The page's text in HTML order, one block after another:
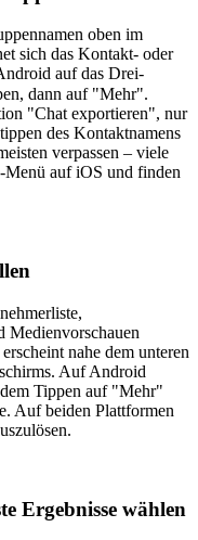
oben im
sich das Kontakt- oder
auf das Drei-
dann auf "Mehr".
"Chat exportieren", nur
des Kontaktnamens
verpassen – viele
Menü auf iOS und finden
Medienvorschauen
nahe dem unteren
Auf Android
Tippen auf "Mehr"
Auf beiden Plattformen
Ergebnisse wählen